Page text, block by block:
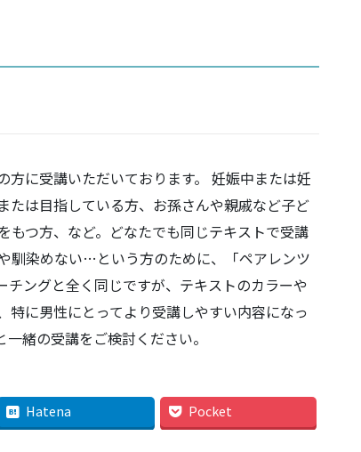
に受講いただいております。 妊娠中または妊
たは目指している方、お孫さんや親戚など子ど
もつ方、など。どなたでも同じテキストで受講
馴染めない…という方のために、「ペアレンツ
ングと全く同じですが、テキストのカラーや
に男性にとってより受講しやすい内容になっ
緒の受講をご検討ください。
Hatena Pocket